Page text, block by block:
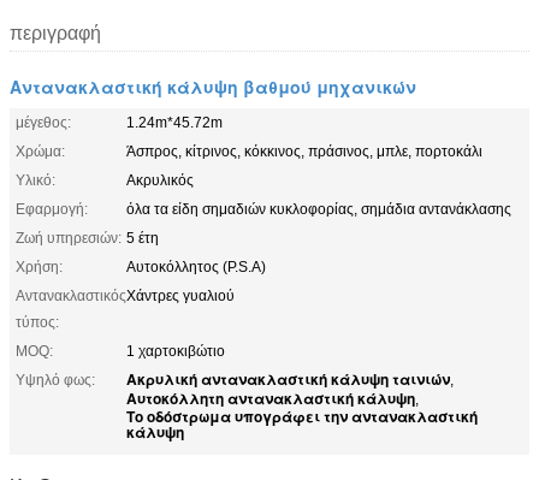
περιγραφή
Αντανακλαστική κάλυψη βαθμού μηχανικών
μέγεθος:
1.24m*45.72m
Χρώμα:
Άσπρος, κίτρινος, κόκκινος, πράσινος, μπλε, πορτοκάλι
Υλικό:
Ακρυλικός
Εφαρμογή:
όλα τα είδη σημαδιών κυκλοφορίας, σημάδια αντανάκλασης
Ζωή υπηρεσιών: 5 έτη
Χρήση:
Αυτοκόλλητος (P.S.A)
Αντανακλαστικός
τύπος:
Χάντρες γυαλιού
MOQ:
1 χαρτοκιβώτιο
Υψηλό φως:
Ακρυλική αντανακλαστική κάλυψη ταινιών,
Αυτοκόλλητη αντανακλαστική κάλυψη,
Το οδόστρωμα υπογράφει την αντανακλαστική
κάλυψη